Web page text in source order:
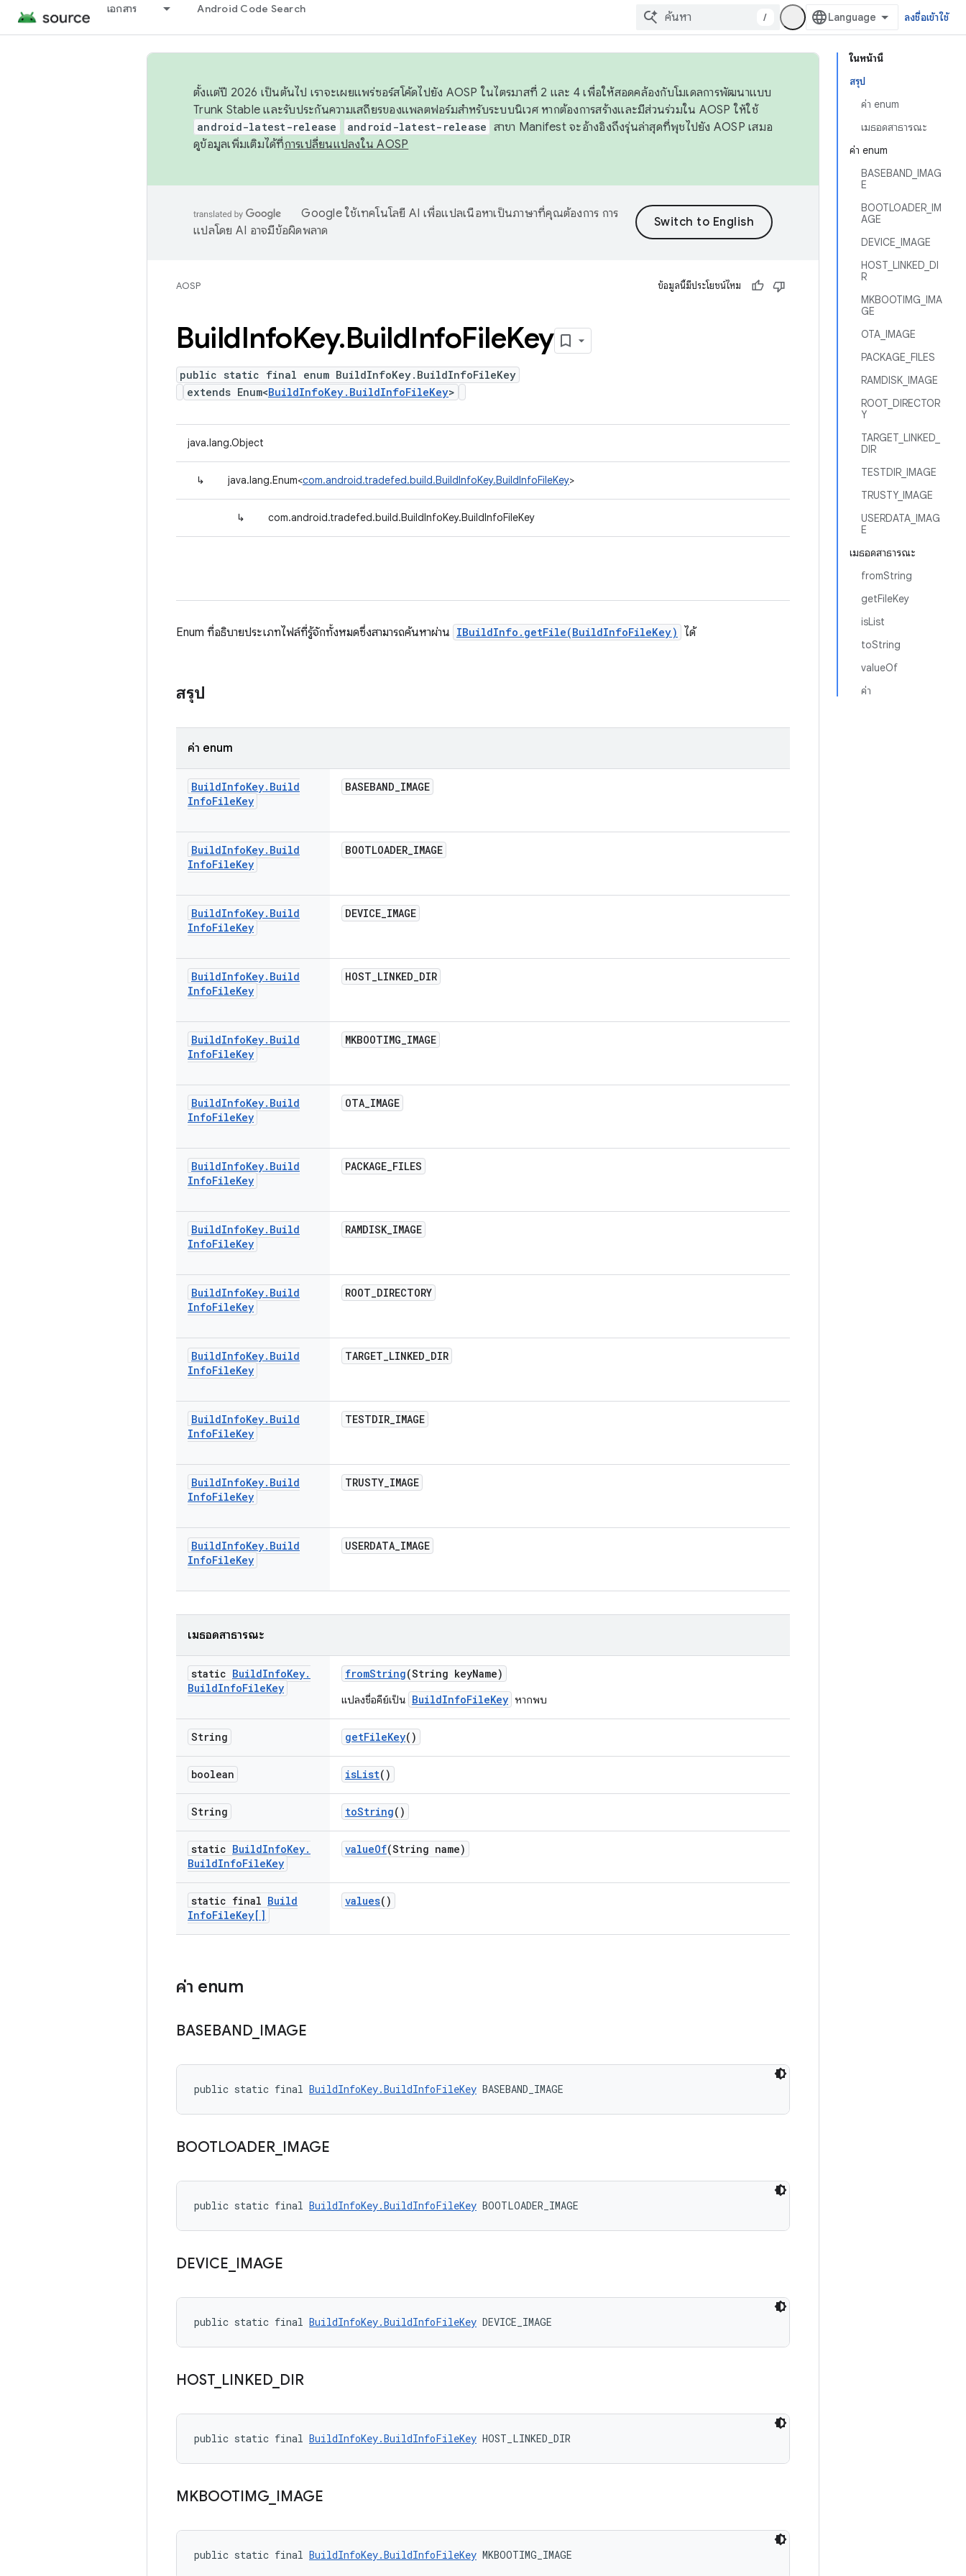
เอกสาร Android Code Search
/ ลงชื่อเข้าใช้
ในหน้านี้
สรุป
ค่า enum
เมธอดสาธารณะ
ค่า enum
BASEBAND_IMAG
E
BOOTLOADER_IM
AGE
DEVICE_IMAGE
HOST_LINKED_DI
R
MKBOOTIMG_IMA
GE
OTA_IMAGE
PACKAGE_FILES
RAMDISK_IMAGE
ROOT_DIRECTOR
Y
TARGET_LINKED_
DIR
TESTDIR_IMAGE
TRUSTY_IMAGE
USERDATA_IMAG
E
เมธอดสาธารณะ
fromString
getFileKey
isList
toString
valueOf
ค่า
ตั้งแต่ปี 2026 เป็นต้นไป เราจะเผยแพร่ซอร์สโค้ดไปยัง AOSP ในไตรมาสที่ 2 และ 4 เพื่อให้สอดคล้องกับโมเดลการพัฒนาแบบ
Trunk Stable และรับประกันความเสถียรของแพลตฟอร์มสำหรับระบบนิเวศ หากต้องการสร้างและมีส่วนร่วมใน AOSP ให้ใช้
android-latest-release android-latest-release สาขา Manifest จะอ้างอิงถึงรุ่นล่าสุดที่พุชไปยัง AOSP เสมอ
ดูข้อมูลเพิ่มเติมได้ที่การเปลี่ยนแปลงใน AOSP
Google ใช้เทคโนโลยี AI เพื่อแปลเนื้อหาเป็นภาษาที่คุณต้องการ การ
แปลโดย AI อาจมีข้อผิดพลาด
AOSP ข้อมูลนี้มีประโยชน์ไหม
BuildInfoKey.BuildInfoFileKey
public static final enum BuildInfoKey.BuildInfoFileKey
extends Enum<BuildInfoKey.BuildInfoFileKey>
java.lang.Object
↳ java.lang.Enum<com.android.tradefed.build.BuildInfoKey.BuildInfoFileKey>
↳ com.android.tradefed.build.BuildInfoKey.BuildInfoFileKey
Enum ที่อธิบายประเภทไฟล์ที่รู้จักทั้งหมดซึ่งสามารถค้นหาผ่าน IBuildInfo.getFile(BuildInfoFileKey) ได้
สรุป
ค่า enum
BuildInfoKey. Build
InfoFileKey
BASEBAND_IMAGE
BuildInfoKey. Build
InfoFileKey
BOOTLOADER_IMAGE
BuildInfoKey. Build
InfoFileKey
DEVICE_IMAGE
BuildInfoKey. Build
InfoFileKey
HOST_LINKED_DIR
BuildInfoKey. Build
InfoFileKey
MKBOOTIMG_IMAGE
BuildInfoKey. Build
InfoFileKey
OTA_IMAGE
BuildInfoKey. Build
InfoFileKey
PACKAGE_FILES
BuildInfoKey. Build
InfoFileKey
RAMDISK_IMAGE
BuildInfoKey. Build
InfoFileKey
ROOT_DIRECTORY
BuildInfoKey. Build
InfoFileKey
TARGET_LINKED_DIR
BuildInfoKey. Build
InfoFileKey
TESTDIR_IMAGE
BuildInfoKey. Build
InfoFileKey
TRUSTY_IMAGE
BuildInfoKey. Build
InfoFileKey
USERDATA_IMAGE
เมธอดสาธารณะ
static BuildInfoKey.
BuildInfoFileKey
fromString(String keyName)
แปลงชื่อคีย์เป็น BuildInfoFileKey หากพบ
String getFileKey()
boolean isList()
String toString()
static BuildInfoKey.
BuildInfoFileKey
valueOf(String name)
static final Build
InfoFileKey[]
values()
ค่า enum
BASEBAND IMAGE
public static final BuildInfoKey.BuildInfoFileKey BASEBAND_IMAGE
BOOTLOADER IMAGE
public static final BuildInfoKey.BuildInfoFileKey BOOTLOADER_IMAGE
DEVICE IMAGE
public static final BuildInfoKey.BuildInfoFileKey DEVICE_IMAGE
HOST_ LINKED DIR
public static final BuildInfoKey.BuildInfoFileKey HOST_LINKED_DIR
MKBOOTIMG IMAGE
public static final BuildInfoKey.BuildInfoFileKey MKBOOTIMG_IMAGE